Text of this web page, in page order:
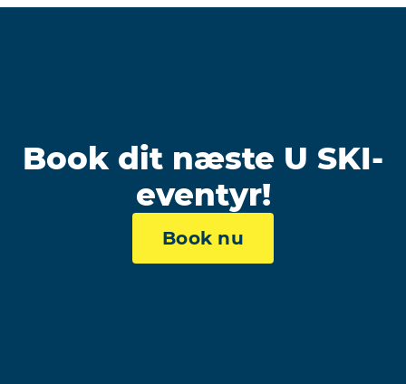
Book dit næste U SKI-
eventyr!
Book nu